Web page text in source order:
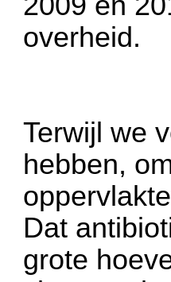
overheid.
Terwijl we
hebben,
Dat
grote